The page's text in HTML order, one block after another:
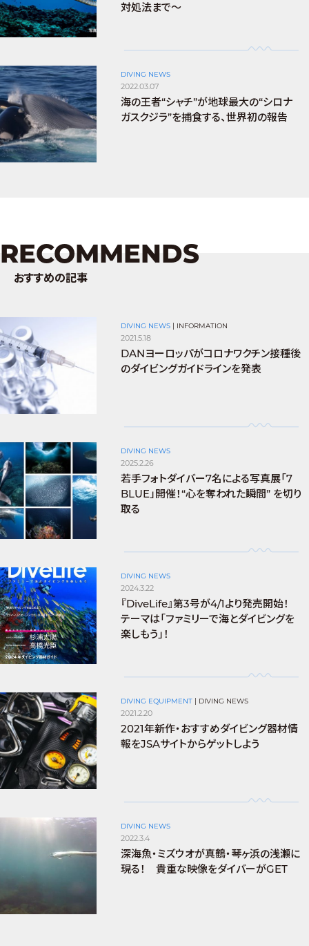
対処法まで～
DIVING NEWS
2022.03.07
海の王者“シャチ”が地球最大の“シロナ
ガスクジラ”を捕食する、世界初の報告
RECOMMENDS
おすすめの記事
DIVING NEWS INFORMATION
2021.5.18
DANヨーロッパがコロナワクチン接種後
のダイビングガイドラインを発表
DIVING NEWS
2025.2.26
若手フォトダイバー7名による写真展「7
BLUE」開催！“心を奪われた瞬間” を切り
取る
DIVING NEWS
2024.3.22
『DiveLife』第3号が4/1より発売開始！
テーマは「ファミリーで海とダイビングを
楽しもう」！
DIVING EQUIPMENT DIVING NEWS
2021.2.20
2021年新作・おすすめダイビング器材情
報をJSAサイトからゲットしよう
DIVING NEWS
2022.3.4
深海魚・ミズウオが真鶴・琴ヶ浜の浅瀬に
現る！ 貴重な映像をダイバーがGET